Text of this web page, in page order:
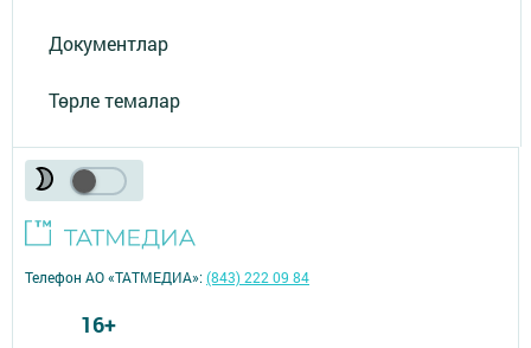
Документлар
Төрле темалар
Телефон АО «ТАТМЕДИА»:(843) 222 09 84
16+